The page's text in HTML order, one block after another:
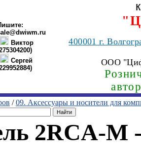
Виктор
Сергей
400001г.
ООО
/09. Аксессуары и носители для
2RCA-M